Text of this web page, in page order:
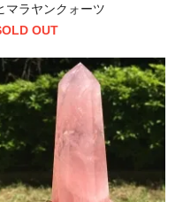
マラヤンクォーツ
OUT